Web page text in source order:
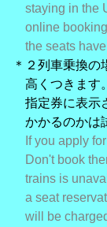
staying in the
online booking.
the seats have
＊２列車乗換
高くつきます。
指定券に表示さ
かかるのかは試
If you apply for
Don't book them
trains is
a seat
will be